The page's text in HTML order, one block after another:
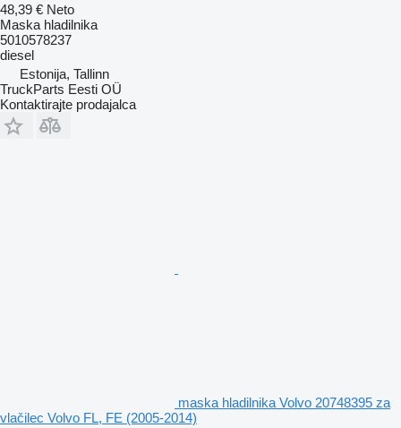
48,39 € Neto
Maska hladilnika
5010578237
diesel
Estonija, Tallinn
TruckParts Eesti OÜ
Kontaktirajte prodajalca
maska hladilnika Volvo 20748395 za
vlačilec Volvo FL, FE (2005-2014)